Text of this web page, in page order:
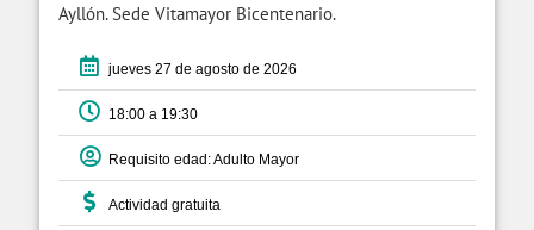
Ayllón. Sede Vitamayor Bicentenario.
jueves 27 de agosto de 2026
18:00 a 19:30
Requisito edad: Adulto Mayor
Actividad gratuita